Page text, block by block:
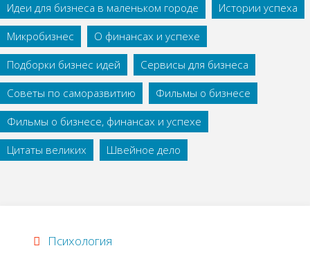
Идеи для бизнеса в маленьком городе
Истории успеха
Микробизнес
О финансах и успехе
Подборки бизнес идей
Сервисы для бизнеса
Советы по саморазвитию
Фильмы о бизнесе
Фильмы о бизнесе, финансах и успехе
Цитаты великих
Швейное дело
Психология